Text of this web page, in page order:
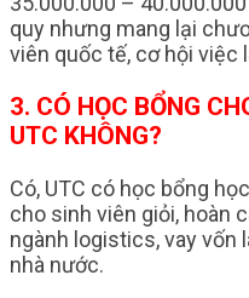
quy nhưng mang lại
viên quốc tế, cơ hội việc
3. CÓ HỌC BỔNG
UTC KHÔNG?
Có, UTC có học bổng
cho sinh viên giỏi, hoàn
ngành logistics, vay vốn
nhà nước.